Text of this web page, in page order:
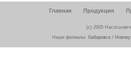
Главная Продукция
(c) 2005 Насосы-
Наши филиалы: Хабаровск /